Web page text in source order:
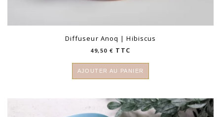
Diffuseur Anoq | Hibiscus
49,50€ TTC
AJOUTER AU PANIER